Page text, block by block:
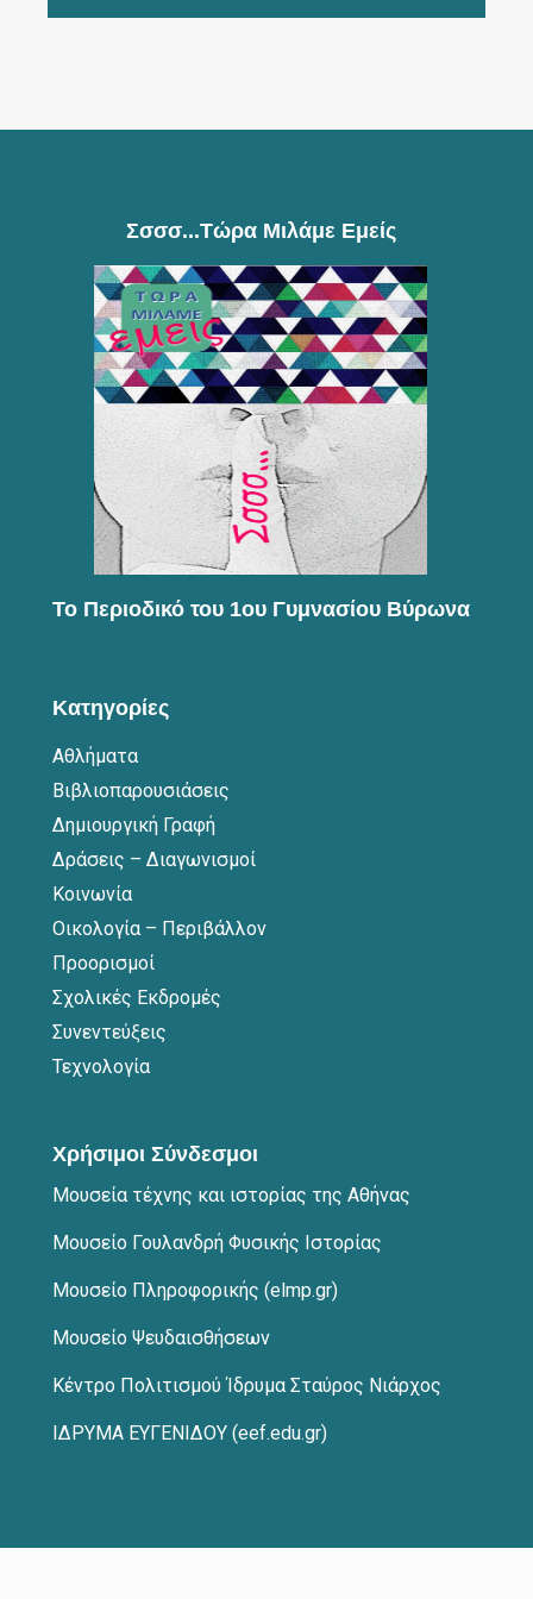
Σσσσ...τώρα Μιλάμε Εμείς
Το Περιοδικό του 1ου Γυμνασίου Βύρωνα
Κατηγορίες
Αθλήματα
Βιβλιοπαρουσιάσεις
Δημιουργική Γραφή
Δράσεις – Διαγωνισμοί
Κοινωνία
Οικολογία – Περιβάλλον
Προορισμοί
Σχολικές Εκδρομές
Συνεντεύξεις
Τεχνολογία
Χρήσιμοι Σύνδεσμοι
Μουσεία τέχνης και ιστορίας της Αθήνας
Μουσείο Γουλανδρή Φυσικής Ιστορίας
Μουσείο Πληροφορικής (elmp.gr)
Μουσείο Ψευδαισθήσεων
Κέντρο Πολιτισμού Ίδρυμα Σταύρος Νιάρχος
ΙΔΡΥΜΑ ΕΥΓΕΝΙΔΟΥ (eef.edu.gr)